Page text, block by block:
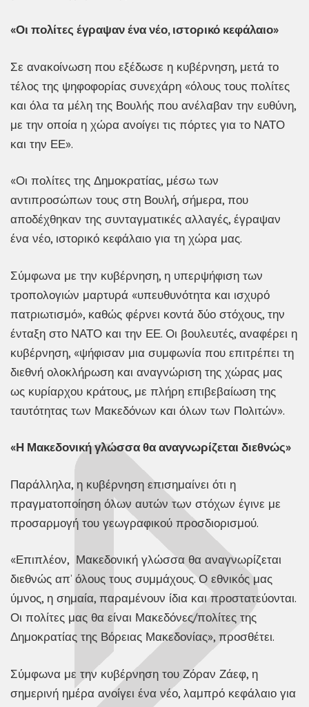
«Οι πολίτες έγραψαν ένα νέο, ιστορικό κεφάλαιο»
Σε ανακοίνωση που εξέδωσε η κυβέρνηση, μετά το
τέλος της ψηφοφορίας συνεχάρη «όλους τους πολίτες
και όλα τα μέλη της Βουλής που ανέλαβαν την ευθύνη,
με την οποία η χώρα ανοίγει τις πόρτες για το ΝΑΤΟ
και την ΕΕ».
«Οι πολίτες της Δημοκρατίας, μέσω των
αντιπροσώπων τους στη Βουλή, σήμερα, που
αποδέχθηκαν της συνταγματικές αλλαγές, έγραψαν
ένα νέο, ιστορικό κεφάλαιο για τη χώρα μας.
Σύμφωνα με την κυβέρνηση, η υπερψήφιση των
τροπολογιών μαρτυρά «υπευθυνότητα και ισχυρό
πατριωτισμό», καθώς φέρνει κοντά δύο στόχους, την
ένταξη στο ΝΑΤΟ και την ΕΕ. Οι βουλευτές, αναφέρει η
κυβέρνηση, «ψήφισαν μια συμφωνία που επιτρέπει τη
διεθνή ολοκλήρωση και αναγνώριση της χώρας μας
ως κυρίαρχου κράτους, με πλήρη επιβεβαίωση της
ταυτότητας των Μακεδόνων και όλων των Πολιτών».
«Η Μακεδονική γλώσσα θα αναγνωρίζεται διεθνώς»
Παράλληλα, η κυβέρνηση επισημαίνει ότι η
πραγματοποίηση όλων αυτών των στόχων έγινε με
προσαρμογή του γεωγραφικού προσδιορισμού.
«Επιπλέον, Μακεδονική γλώσσα θα αναγνωρίζεται
διεθνώς απ’ όλους τους συμμάχους. Ο εθνικός μας
ύμνος, η σημαία, παραμένουν ίδια και προστατεύονται.
Οι πολίτες μας θα είναι Μακεδόνες/πολίτες της
Δημοκρατίας της Βόρειας Μακεδονίας», προσθέτει.
Σύμφωνα με την κυβέρνηση του Ζόραν Ζάεφ, η
σημερινή ημέρα ανοίγει ένα νέο, λαμπρό κεφάλαιο για